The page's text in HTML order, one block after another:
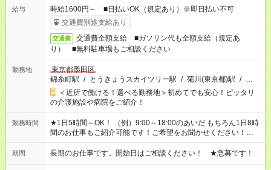
給与
時給1600円～ ■日払いOK（規定あり）※即日払い不可
交通費別途支給あり
交通費
交通費全額支給 ■ガソリン代も全額支給（規定あ
り） ■無料駐車場もご相談ください
勤務地
東京都墨田区
錦糸町駅 / とうきょうスカイツリー駅 / 菊川(東京都)駅 / …
＜近所で働ける！選べる勤務地＞初めてでも安心！ピッタリ
の介護施設や病院をご紹介！
勤務時間
★1日5時間～OK！ （例）9:00～18:00のあいだ もちろん1日8時
間のお仕事もご紹介可能です！ご希望をお聞かせください！★家
庭の都合でお休みが必要な場合も遠慮なくご相談ください。 ※
週最低15時間以上の勤務が必要です
期間 長期のお仕事です。開始日はご相談ください！ ★急募です！